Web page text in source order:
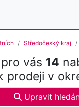
Středočeský kraj
vás 14
prodeji v
Upravit